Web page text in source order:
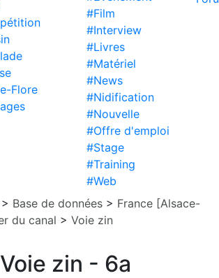
Flore
#Film
#Interview
#Livres
#Matériel
#News
#Nidification
#Nouvelle
#Offre d'emploi
#Stage
#Training
#Web
> Base de données > France [Alsace-
du canal > Voie zin
Voie zin - 6a